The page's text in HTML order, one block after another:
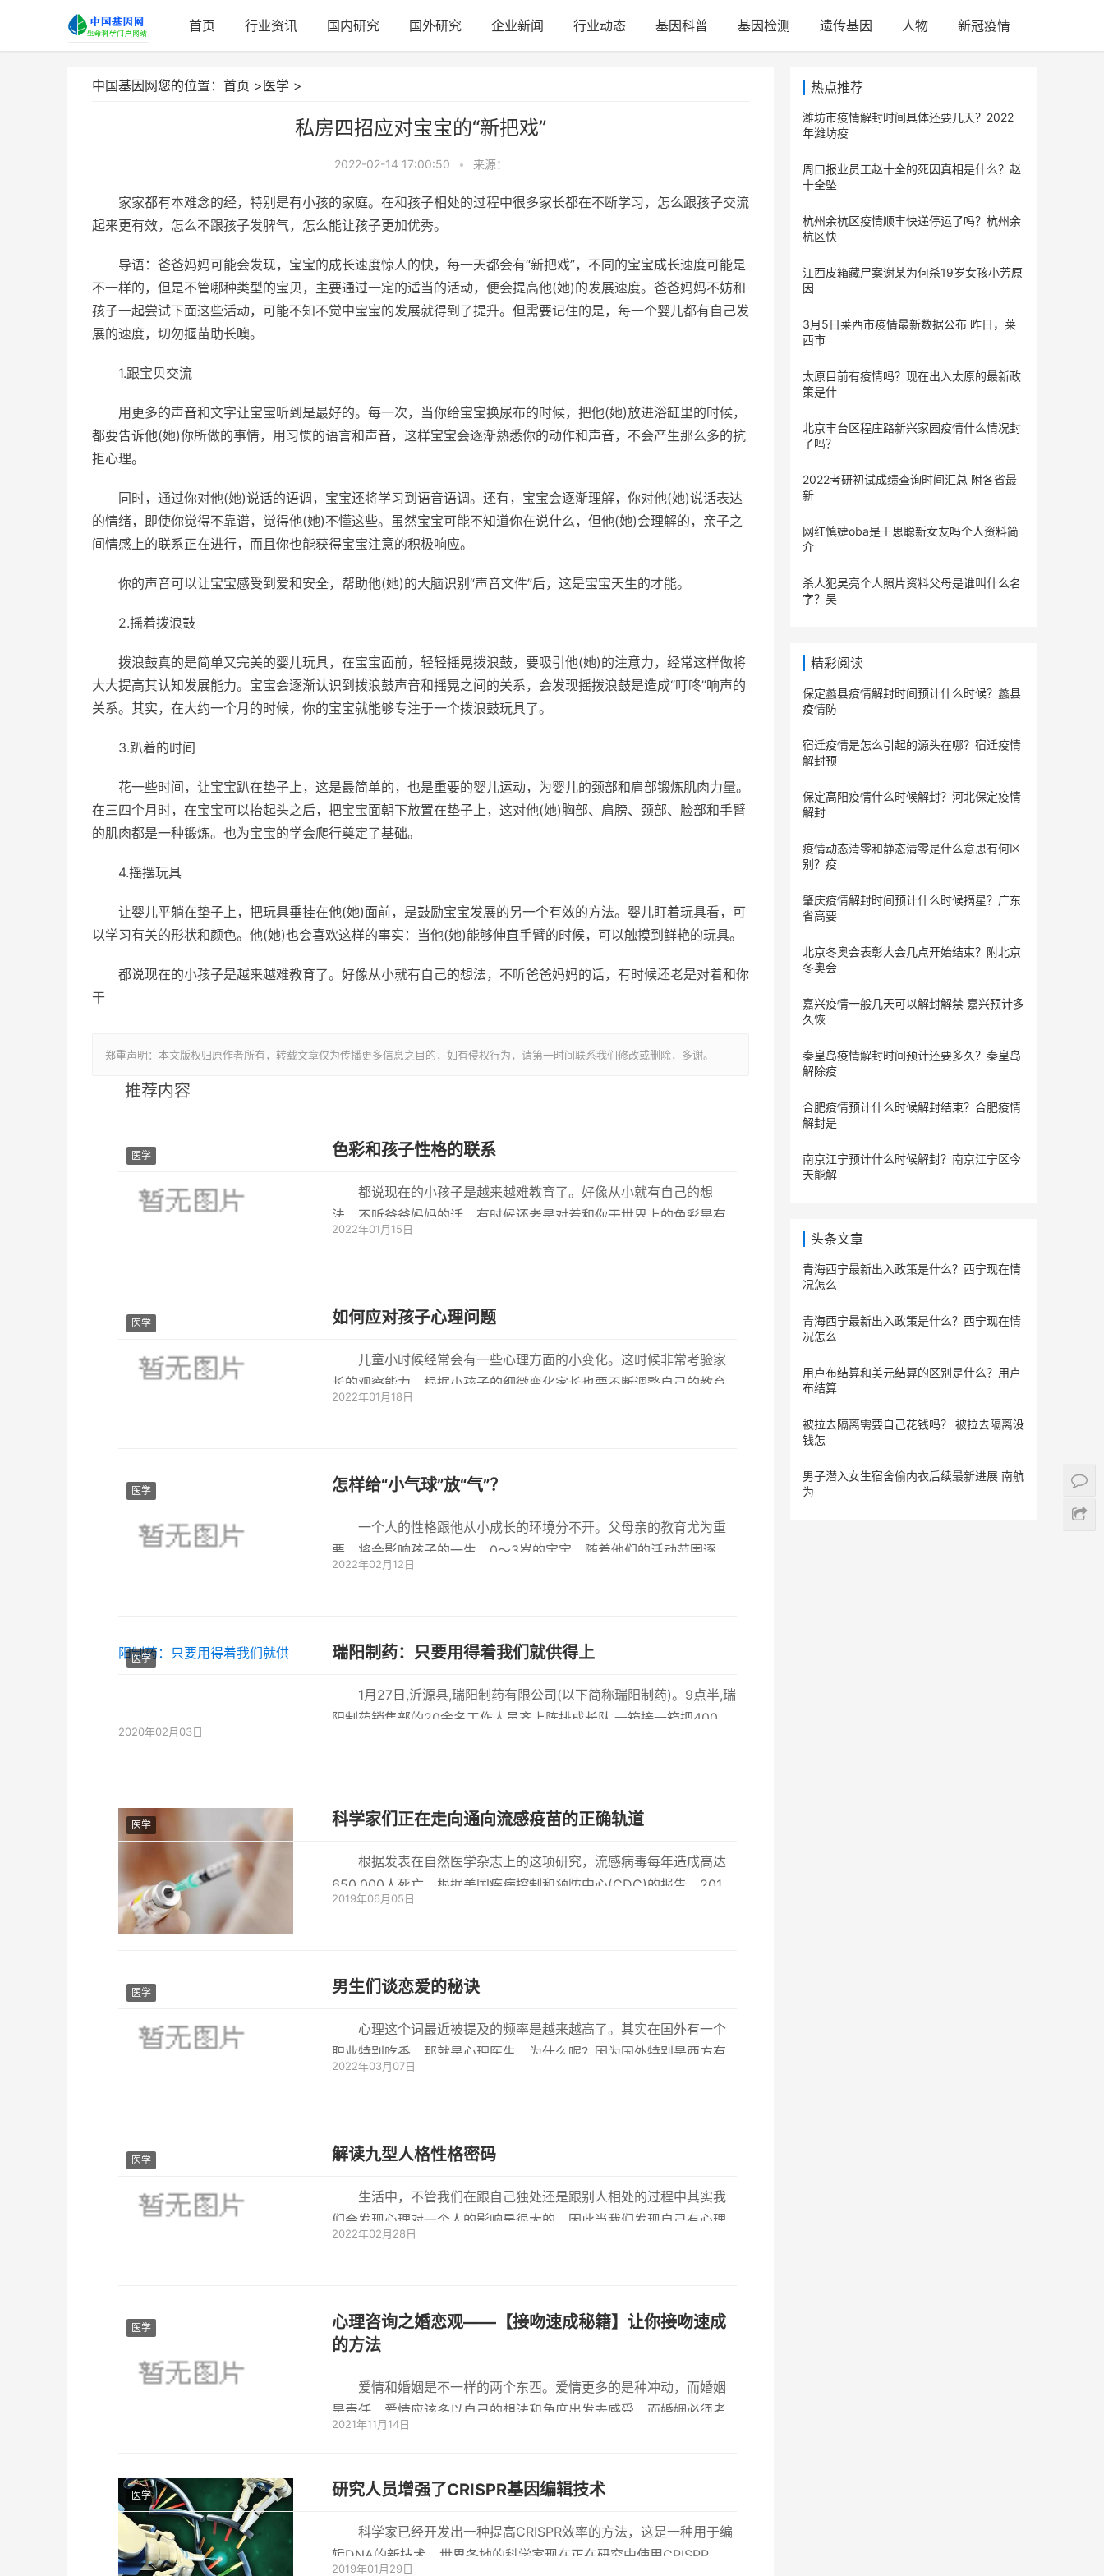
首页 行业资讯 国内研究 国外研究 企业新闻 行业动态 基因科普 基因检测 遗传基因 人物 新冠疫情
中国基因网您的位置： 首页 > 医学 >
私房四招应对宝宝的“新把戏”
2022-02-14 17:00:50 • 来源：
家家都有本难念的经，特别是有小孩的家庭。在和孩子相处的过程中很多家长都在不断学习，怎么跟孩子交流
起来更有效，怎么不跟孩子发脾气，怎么能让孩子更加优秀。
导语：爸爸妈妈可能会发现，宝宝的成长速度惊人的快，每一天都会有“新把戏”，不同的宝宝成长速度可能是
不一样的，但是不管哪种类型的宝贝，主要通过一定的适当的活动，便会提高他(她)的发展速度。爸爸妈妈不妨和
孩子一起尝试下面这些活动，可能不知不觉中宝宝的发展就得到了提升。但需要记住的是，每一个婴儿都有自己发
展的速度，切勿揠苗助长噢。
1.跟宝贝交流
用更多的声音和文字让宝宝听到是最好的。每一次，当你给宝宝换尿布的时候，把他(她)放进浴缸里的时候，
都要告诉他(她)你所做的事情，用习惯的语言和声音，这样宝宝会逐渐熟悉你的动作和声音，不会产生那么多的抗
拒心理。
同时，通过你对他(她)说话的语调，宝宝还将学习到语音语调。还有，宝宝会逐渐理解，你对他(她)说话表达
的情绪，即使你觉得不靠谱，觉得他(她)不懂这些。虽然宝宝可能不知道你在说什么，但他(她)会理解的，亲子之
间情感上的联系正在进行，而且你也能获得宝宝注意的积极响应。
你的声音可以让宝宝感受到爱和安全，帮助他(她)的大脑识别“声音文件”后，这是宝宝天生的才能。
2.摇着拨浪鼓
拨浪鼓真的是简单又完美的婴儿玩具，在宝宝面前，轻轻摇晃拨浪鼓，要吸引他(她)的注意力，经常这样做将
大大提高其认知发展能力。宝宝会逐渐认识到拨浪鼓声音和摇晃之间的关系，会发现摇拨浪鼓是造成“叮咚”响声的
关系。其实，在大约一个月的时候，你的宝宝就能够专注于一个拨浪鼓玩具了。
3.趴着的时间
花一些时间，让宝宝趴在垫子上，这是最简单的，也是重要的婴儿运动，为婴儿的颈部和肩部锻炼肌肉力量。
在三四个月时，在宝宝可以抬起头之后，把宝宝面朝下放置在垫子上，这对他(她)胸部、肩膀、颈部、脸部和手臂
的肌肉都是一种锻炼。也为宝宝的学会爬行奠定了基础。
4.摇摆玩具
让婴儿平躺在垫子上，把玩具垂挂在他(她)面前，是鼓励宝宝发展的另一个有效的方法。婴儿盯着玩具看，可
以学习有关的形状和颜色。他(她)也会喜欢这样的事实：当他(她)能够伸直手臂的时候，可以触摸到鲜艳的玩具。
都说现在的小孩子是越来越难教育了。好像从小就有自己的想法，不听爸爸妈妈的话，有时候还老是对着和你
干
郑重声明：本文版权归原作者所有，转载文章仅为传播更多信息之目的，如有侵权行为，请第一时间联系我们修改或删除，多谢。
推荐内容
医学 色彩和孩子性格的联系
都说现在的小孩子是越来越难教育了。好像从小就有自己的想
法，不听爸爸妈妈的话，有时候还老是对着和你干世界上的色彩是有
很多的，有的...
2022年01月15日
医学 如何应对孩子心理问题
儿童小时候经常会有一些心理方面的小变化。这时候非常考验家
长的观察能力。根据小孩子的细微变化家长也要不断调整自己的教育
模式和方法...
2022年01月18日
医学 怎样给“小气球”放“气”？
一个人的性格跟他从小成长的环境分不开。父母亲的教育尤为重
要，将会影响孩子的一生。0～3岁的宝宝，随着他们的活动范围逐渐
扩大，眼界...
2022年02月12日
医学 瑞阳制药：只要用得着我们就供得上
1月27日,沂源县,瑞阳制药有限公司(以下简称瑞阳制药)。9点半,瑞
阳制药销售部的20余名工作人员齐上阵排成长队,一箱接一箱把400件
2020年02月03日
医学 科学家们正在走向通向流感疫苗的正确轨道
根据发表在自然医学杂志上的这项研究，流感病毒每年造成高达
650,000人死亡。根据美国疾病控制和预防中心(CDC)的报告，2017-
2018流感季节的
2019年06月05日
医学 男生们谈恋爱的秘诀
心理这个词最近被提及的频率是越来越高了。其实在国外有一个
职业特别吃香，那就是心理医生。为什么呢？因为国外特别是西方有
几个国家已...
2022年03月07日
医学 解读九型人格性格密码
生活中，不管我们在跟自己独处还是跟别人相处的过程中其实我
们会发现心理对一个人的影响是很大的。因此当我们发现自己有心理
疾病的倾向...
2022年02月28日
医学
心理咨询之婚恋观——【接吻速成秘籍】让你接吻速成
的方法
爱情和婚姻是不一样的两个东西。爱情更多的是种冲动，而婚姻
是责任。爱情应该多以自己的想法和角度出发去感受，而婚姻必须考
虑到双方的...
2021年11月14日
医学 研究人员增强了CRISPR基因编辑技术
科学家已经开发出一种提高CRISPR效率的方法，这是一种用于编
辑DNA的新技术。世界各地的科学家现在正在研究中使用CRISPR，但
2019年01月29日
热点推荐
潍坊市疫情解封时间具体还要几天？2022
年潍坊疫
周口报业员工赵十全的死因真相是什么？赵
十全坠
杭州余杭区疫情顺丰快递停运了吗？杭州余
杭区快
江西皮箱藏尸案谢某为何杀19岁女孩小芳原
因
3月5日莱西市疫情最新数据公布 昨日，莱
西市
太原目前有疫情吗？现在出入太原的最新政
策是什
北京丰台区程庄路新兴家园疫情什么情况封
了吗？
2022考研初试成绩查询时间汇总 附各省最
新
网红慎婕oba是王思聪新女友吗个人资料简
介
杀人犯吴亮个人照片资料父母是谁叫什么名
字？吴
精彩阅读
保定蠡县疫情解封时间预计什么时候？蠡县
疫情防
宿迁疫情是怎么引起的源头在哪？宿迁疫情
解封预
保定​高阳疫情什么时候解封？河北保定疫情
解封
疫情动态清零和静态清零是什么意思有何区
别？疫
肇庆疫情解封时间预计什么时候摘星？广东
省高要
北京冬奥会表彰大会几点开始结束？附北京
冬奥会
嘉兴疫情一般几天可以解封解禁 嘉兴预计多
久恢
秦皇岛疫情解封时间预计还要多久？秦皇岛
解除疫
合肥疫情预计什么时候解封结束？合肥疫情
解封是
南京江宁预计什么时候解封？南京江宁区今
天能解
头条文章
青海西宁最新出入政策是什么？西宁现在情
况怎么
青海西宁最新出入政策是什么？西宁现在情
况怎么
用卢布结算和美元结算的区别是什么？用卢
布结算
被拉去隔离需要自己花钱吗？ 被拉去隔离没
钱怎
男子潜入女生宿舍偷内衣后续最新进展 南航
为